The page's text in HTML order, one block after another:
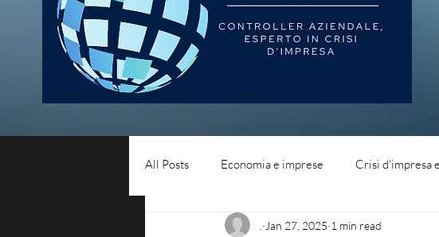
All Posts Economia e imprese Crisi d'impresa
Diritto del lavoro Blog - liquidità aziendale
Jan 27, 2025 1 min read